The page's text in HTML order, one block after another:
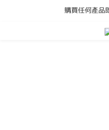
購買任何產品
購買任何產品
Adam Audio